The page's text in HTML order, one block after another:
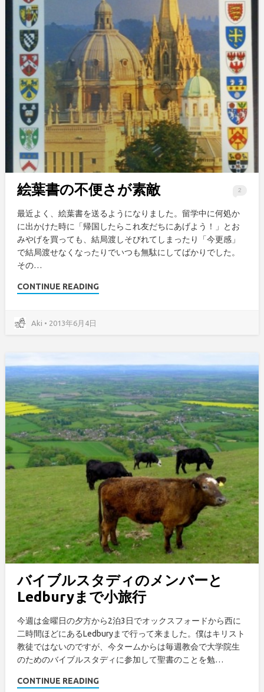
2
絵葉書の不便さが素敵
最近よく、絵葉書を送るようになりました。留学中に何処か
に出かけた時に「帰国したらこれ友だちにあげよう！」とお
みやげを買っても、結局渡しそびれてしまったり「今更感」
で結局渡せなくなったりでいつも無駄にしてばかりでした。
その…
CONTINUE READING
Aki • 2013年6月4日
バイブルスタディのメンバーと
Ledburyまで小旅行
今週は金曜日の夕方から2泊3日でオックスフォードから西に
二時間ほどにあるLedburyまで行って来ました。僕はキリスト
教徒ではないのですが、今タームからは毎週教会で大学院生
のためのバイブルスタディに参加して聖書のことを勉…
CONTINUE READING